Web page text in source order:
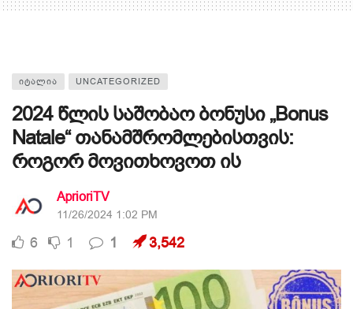
ᲘᲢᲐᲚᲘᲐ UNCATEGORIZED
2024 წლის საშობაო ბონუსი „Bonus
Natale“ თანამშრომლებისთვის:
როგორ მოვითხოვოთ ის
AprioriTV
11/26/2024 1:02 PM
6 1 1 3,542